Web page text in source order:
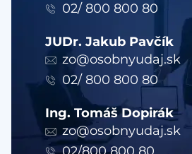
02/ 800 800 80
JUDr. Jakub Pavčík
zo@osobnyudaj.sk
02/ 800 800 80
Ing. Tomáš Dopirák
zo@osobnyudaj.sk